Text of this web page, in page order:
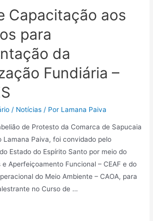
Capacitação aos
para
da
Fundiária –
/ Notícias / Por Lamana Paiva
de Protesto da Comarca de Sapucaia
Lamana Paiva, foi convidado pelo
Estado do Espírito Santo por meio do
Aperfeiçoamento Funcional – CEAF e do
do Meio Ambiente – CAOA, para
no Curso de …